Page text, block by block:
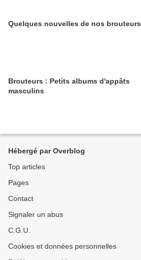
Quelques nouvelles de nos brouteurs
Brouteurs : Petits albums d'appâts
masculins
Hébergé par Overblog
Top articles
Pages
Contact
Signaler un abus
C.G.U.
Cookies et données personnelles